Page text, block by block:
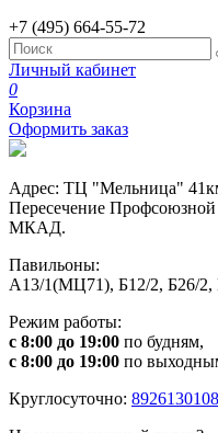
+7 (495) 664-55-72
Личный кабинет
0
Корзина
Оформить заказ
Адрес: ТЦ "Мельница"
Пересечение
МКАД.
Павильоны:
А13/1(МЦ71), Б12/2, Б26/2,
Режим работы:
с 8:00 до 19:00 по будням,
с 8:00 до 19:00 по
Круглосуточно: